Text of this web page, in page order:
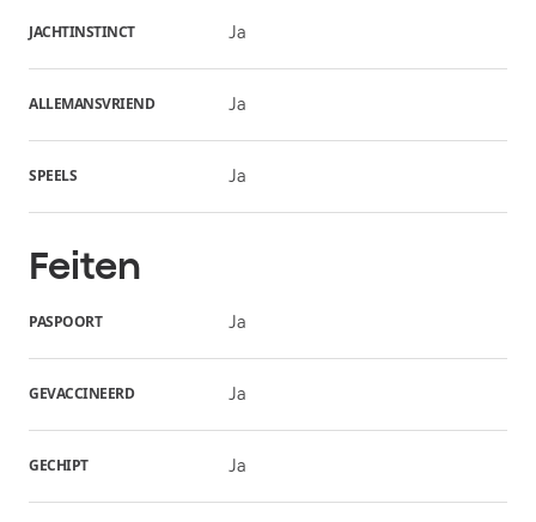
JACHTINSTINCT Ja
ALLEMANSVRIEND Ja
SPEELS Ja
Feiten
PASPOORT Ja
GEVACCINEERD Ja
GECHIPT Ja